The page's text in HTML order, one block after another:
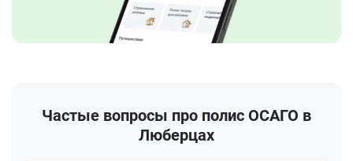
Частые вопросы про полис ОСАГО в
Люберцах